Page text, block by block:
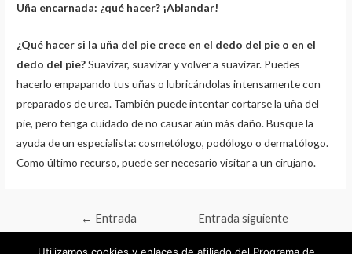
Uña encarnada: ¿qué hacer? ¡Ablandar!
¿Qué hacer si la uña del pie crece en el dedo del pie o en el
dedo del pie?Suavizar, suavizar y volver a suavizar. Puedes
hacerlo empapando tus uñas o lubricándolas intensamente con
preparados de urea. También puede intentar cortarse la uña del
pie, pero tenga cuidado de no causar aún más daño. Busque la
ayuda de un especialista: cosmetólogo, podólogo o dermatólogo.
Como último recurso, puede ser necesario visitar a un cirujano.
Navegación
de
← Entrada
Entrada siguiente